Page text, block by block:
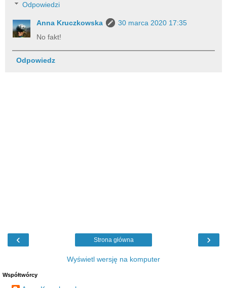
Odpowiedzi
Anna Kruczkowska
30 marca 2020 17:35
No fakt!
Odpowiedz
‹ ›
Strona główna
Wyświetl wersję na komputer
Współtwórcy